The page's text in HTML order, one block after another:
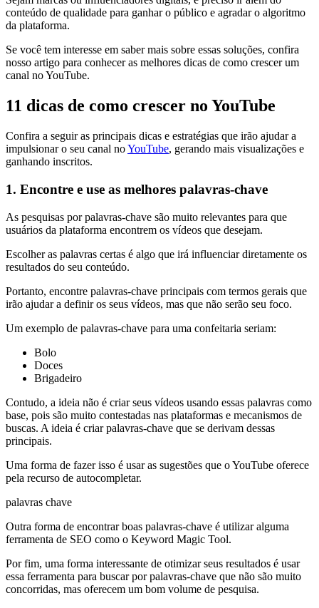
conteúdo de qualidade para ganhar o público e agradar o algoritmo
da plataforma.
Se você tem interesse em saber mais sobre essas soluções, confira
nosso artigo para conhecer as melhores dicas de como crescer um
canal no YouTube.
11 dicas de como crescer no YouTube
Confira a seguir as principais dicas e estratégias que irão ajudar a
impulsionar o seu canal noYouTube, gerando mais visualizações e
ganhando inscritos.
1. Encontre e use as melhores palavras-chave
As pesquisas por palavras-chave são muito relevantes para que
usuários da plataforma encontrem os vídeos que desejam.
Escolher as palavras certas é algo que irá influenciar diretamente os
resultados do seu conteúdo.
Portanto, encontre palavras-chave principais com termos gerais que
irão ajudar a definir os seus vídeos, mas que não serão seu foco.
Um exemplo de palavras-chave para uma confeitaria seriam:
Bolo
Doces
Brigadeiro
Contudo, a ideia não é criar seus vídeos usando essas palavras como
base, pois são muito contestadas nas plataformas e mecanismos de
buscas. A ideia é criar palavras-chave que se derivam dessas
principais.
Uma forma de fazer isso é usar as sugestões que o YouTube oferece
pela recurso de autocompletar.
palavras chave
Outra forma de encontrar boas palavras-chave é utilizar alguma
ferramenta de SEO como o Keyword Magic Tool.
Por fim, uma forma interessante de otimizar seus resultados é usar
essa ferramenta para buscar por palavras-chave que não são muito
concorridas, mas oferecem um bom volume de pesquisa.